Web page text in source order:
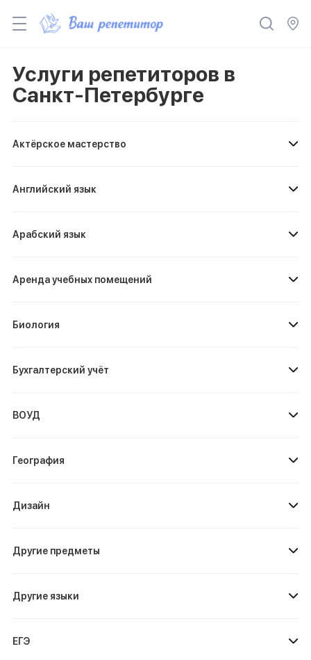
Услуги репетиторов в
Санкт-Петербурге
Актёрское мастерство
Английский язык
Арабский язык
Аренда учебных помещений
Биология
Бухгалтерский учёт
ВОУД
География
Дизайн
Другие предметы
Другие языки
ЕГЭ